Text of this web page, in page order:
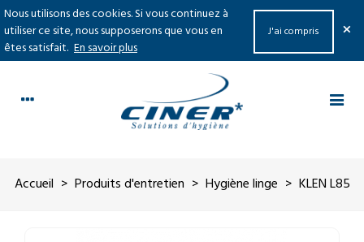
Nous utilisons des cookies. Si vous continuez à
utiliser ce site, nous supposerons que vous en
êtes satisfait. En savoir plus
J'ai compris ×
Accueil > Produits d'entretien > Hygiène linge > KLEN L85